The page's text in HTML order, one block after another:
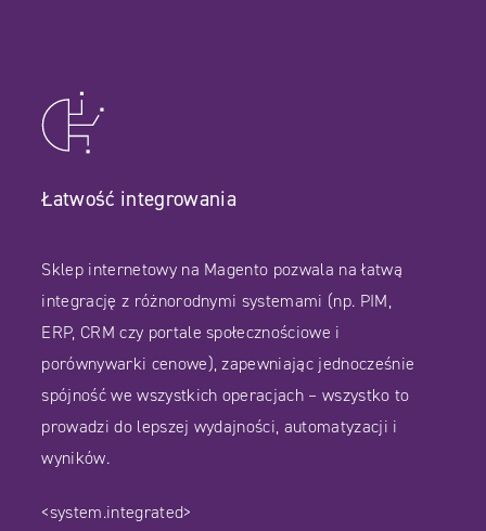
Łatwość integrowania
Sklep internetowy na Magento pozwala na łatwą
integrację z różnorodnymi systemami (np. PIM,
ERP, CRM czy portale społecznościowe i
porównywarki cenowe), zapewniając jednocześnie
spójność we wszystkich operacjach – wszystko to
prowadzi do lepszej wydajności, automatyzacji i
wyników.
<system.integrated>